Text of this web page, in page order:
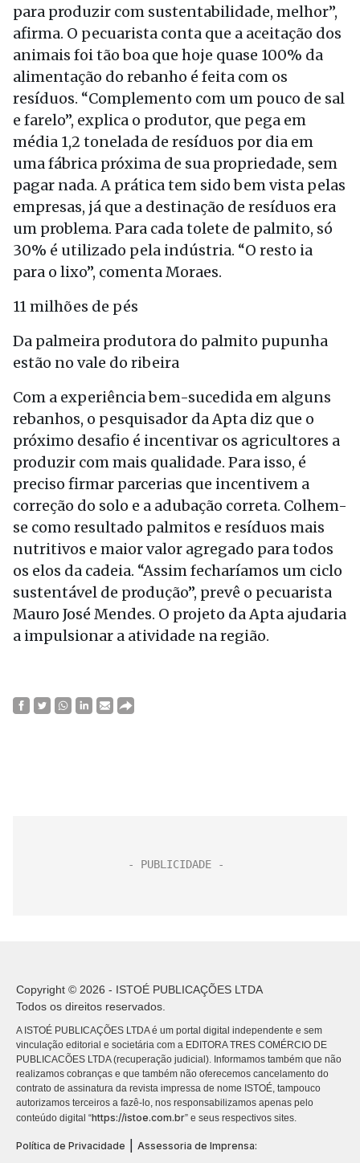
para produzir com sustentabilidade, melhor”,
afirma. O pecuarista conta que a aceitação dos
animais foi tão boa que hoje quase 100% da
alimentação do rebanho é feita com os
resíduos. “Complemento com um pouco de sal
e farelo”, explica o produtor, que pega em
média 1,2 tonelada de resíduos por dia em
uma fábrica próxima de sua propriedade, sem
pagar nada. A prática tem sido bem vista pelas
empresas, já que a destinação de resíduos era
um problema. Para cada tolete de palmito, só
30% é utilizado pela indústria. “O resto ia
para o lixo”, comenta Moraes.
11 milhões de pés
Da palmeira produtora do palmito pupunha
estão no vale do ribeira
Com a experiência bem-sucedida em alguns
rebanhos, o pesquisador da Apta diz que o
próximo desafio é incentivar os agricultores a
produzir com mais qualidade. Para isso, é
preciso firmar parcerias que incentivem a
correção do solo e a adubação correta. Colhem-
se como resultado palmitos e resíduos mais
nutritivos e maior valor agregado para todos
os elos da cadeia. “Assim fecharíamos um ciclo
sustentável de produção”, prevê o pecuarista
Mauro José Mendes. O projeto da Apta ajudaria
a impulsionar a atividade na região.
Copyright © 2026 - ISTOÉ PUBLICAÇÕES LTDA
Todos os direitos reservados.
A ISTOÉ PUBLICAÇÕES LTDA é um portal digital independente e sem
vinculação editorial e societária com a EDITORA TRES COMÉRCIO DE
PUBLICACÕES LTDA (recuperação judicial). Informamos também que não
realizamos cobranças e que também não oferecemos cancelamento do
contrato de assinatura da revista impressa de nome ISTOÉ, tampouco
autorizamos terceiros a fazê-lo, nos responsabilizamos apenas pelo
conteúdo digital “https://istoe.com.br” e seus respectivos sites.
Política de Privacidade
Assessoria de Imprensa: